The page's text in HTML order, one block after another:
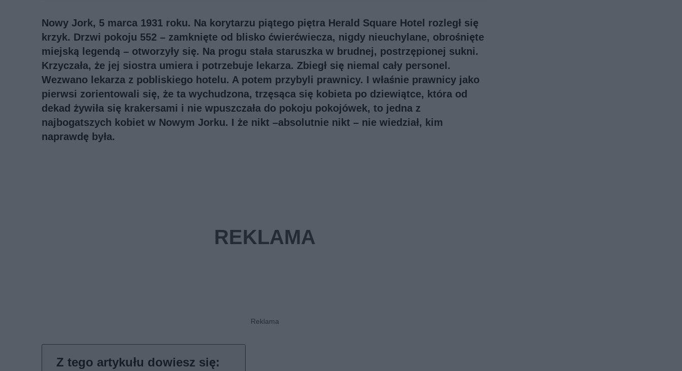
Nowy Jork, 5 marca 1931 roku. Na korytarzu piątego piętra Herald Square Hotel rozległ się
krzyk. Drzwi pokoju 552 – zamknięte od blisko ćwierćwiecza, nigdy nieuchylane, obrośnięte
miejską legendą – otworzyły się. Na progu stała staruszka w brudnej, postrzępionej sukni.
Krzyczała, że jej siostra umiera i potrzebuje lekarza. Zbiegł się niemal cały personel.
Wezwano lekarza z pobliskiego hotelu. A potem przybyli prawnicy. I właśnie prawnicy jako
pierwsi zorientowali się, że ta wychudzona, trzęsąca się kobieta po dziewiątce, która od
dekad żywiła się krakersami i nie wpuszczała do pokoju pokojówek, to jedna z
najbogatszych kobiet w Nowym Jorku. I że nikt –absolutnie nikt – nie wiedział, kim
naprawdę była.